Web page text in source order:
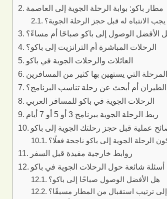
مطار باكو: بوابة الرحلة الجوية إلى العاصمة
الانتباه له قبل حجز الرحلة الجوية؟
الأفضل الوصول إلى باكو صباحًا أم مساءً؟
الرحلات المباشرة أم الترانزيت إلى باكو؟
العائلات والرحلات الجوية في باكو
التي يستهين بها كثير من المسافرين
أم أبحث عن رحلة تناسب البرنامج؟
الرحلات الجوية في باكو للمسافر العربي
ربط الرحلة الجوية ببرنامج 3 أو 5 أو 7 أيام
عملية قبل حجز رحلتك الجوية إلى باكو
الرحلة الجوية إلى باكو ناجحة فعلًا؟
روابط خارجية مفيدة قبل السفر
أسئلة شائعة حول الرحلات الجوية في باكو
هل الأفضل الوصول صباحًا إلى باكو؟
ترتيب استقبال من المطار مسبقًا؟